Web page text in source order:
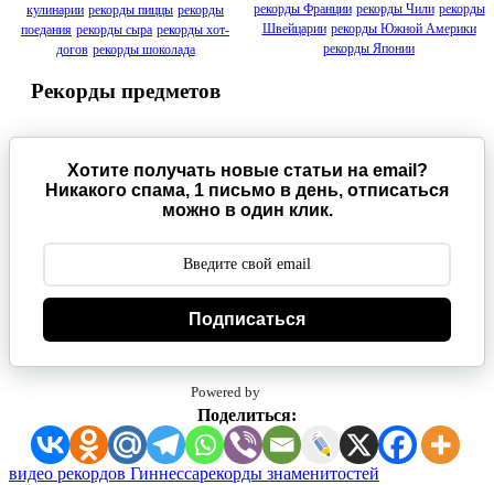
кулинарии рекорды пиццы рекорды
поедания рекорды сыра рекорды хот-
догов рекорды шоколада
Рекорды предметов
рекорды Франции рекорды Чили рекорды
Швейцарии рекорды Южной Америки
рекорды Японии
Хотите получать новые статьи на email?
Никакого спама, 1 письмо в день, отписаться
можно в один клик.
Подписаться
Powered by
Поделиться:
Метки:
видео рекордов Гиннессарекорды знаменитостей